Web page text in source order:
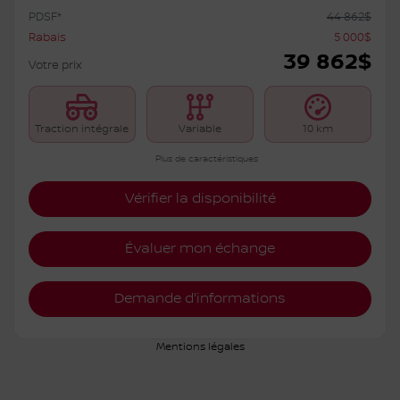
PDSF*
44 862$
Rabais
5 000$
Votre prix
39 862$
Traction intégrale Variable 10 km
Plus de caractéristiques
Vérifier la disponibilité
Évaluer mon échange
Demande d'informations
Mentions légales